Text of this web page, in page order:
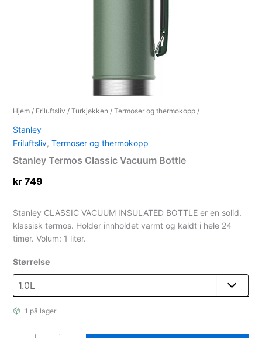
Hjem / Friluftsliv /Turkjøkken /Termoser og thermokopp /
Stanley
Friluftsliv,Termoser og thermokopp
Stanley Termos Classic Vacuum Bottle
kr 749
Stanley CLASSIC VACUUM INSULATED BOTTLE er en solid.
klassisk termos. Holder innholdet varmt og kaldt i hele 24
timer. Volum: 1 liter.
Størrelse
1 på lager